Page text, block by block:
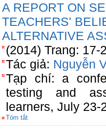
A REPORT ON
TEACHERS'
ALTERNATIVE
(2014) Trang: 17-
Tác giả: Nguyễn
Tạp chí: a
testing and
learners, July 23-
Tóm tắt